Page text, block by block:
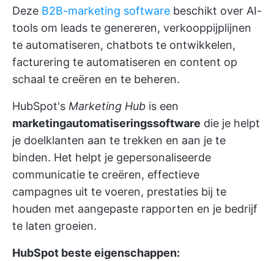
Deze B2B-marketing software beschikt over AI-
tools om leads te genereren, verkooppijplijnen
te automatiseren, chatbots te ontwikkelen,
facturering te automatiseren en content op
schaal te creëren en te beheren.
HubSpot's Marketing Hub is een
marketingautomatiseringssoftware die je helpt
je doelklanten aan te trekken en aan je te
binden. Het helpt je gepersonaliseerde
communicatie te creëren, effectieve
campagnes uit te voeren, prestaties bij te
houden met aangepaste rapporten en je bedrijf
te laten groeien.
HubSpot beste eigenschappen: